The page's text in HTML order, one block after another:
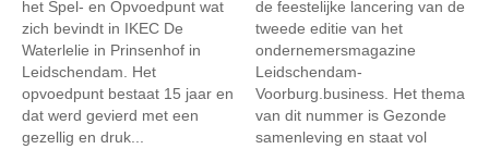
het Spel- en Opvoedpunt wat
zich bevindt in IKEC De
Waterlelie in Prinsenhof in
Leidschendam. Het
opvoedpunt bestaat 15 jaar en
dat werd gevierd met een
gezellig en druk...
de feestelijke lancering van de
tweede editie van het
ondernemersmagazine
Leidschendam-
Voorburg.business. Het thema
van dit nummer is Gezonde
samenleving en staat vol